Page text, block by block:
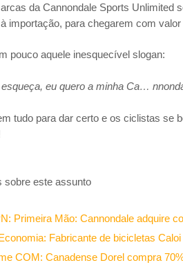
da Cannondale Sports Unlimited
importação, para chegarem com
pouco aquele inesquecível slogan:
eu quero a minha Ca…
tudo para dar certo e os ciclistas se
sobre este assunto
Primeira Mão: Cannondale adquire
Fabricante de bicicletas
COM: Canadense Dorel compra